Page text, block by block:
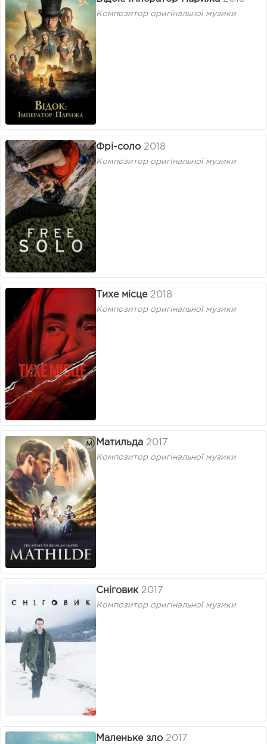
Композитор оригінальної музики
Фрі-соло 2018
Композитор оригінальної музики
Тихе місце 2018
Композитор оригінальної музики
Матильда 2017
Композитор оригінальної музики
Сніговик 2017
Композитор оригінальної музики
Маленьке зло 2017